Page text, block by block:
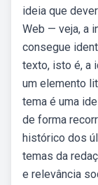
ideia que
Web — veja, a
consegue
texto, isto é, a
um elemento
tema é uma
de forma
histórico dos
temas da
e relevância